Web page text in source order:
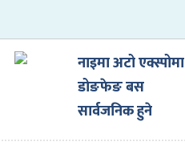
नाइमा अटो एक्स्पोमा
डोङफेङ बस
सार्वजनिक हुने